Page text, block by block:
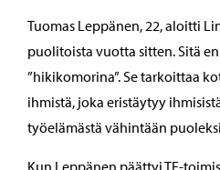
Tuomas Leppänen, 22, aloitti
puolitoista vuotta sitten. Sitä
”hikikomorina”. Se tarkoittaa
ihmistä, joka eristäytyy
työelämästä vähintään
Kun Leppänen päättyi TE-